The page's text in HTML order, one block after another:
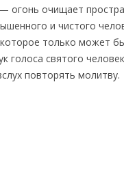
огонь очищает
и чистого
только может
голоса святого
повторять молитву.